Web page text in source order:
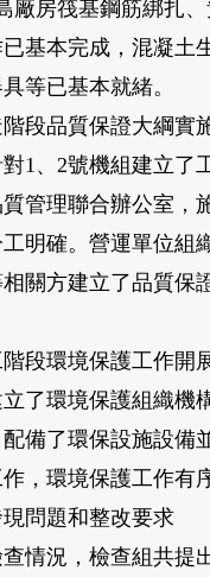
房筏基鋼筋綁扎、
基本完成，混凝土
等已基本就緒。
品質保證大綱實
、2號機組建立了
管理聯合辦公室，
明確。營運單位組
關方建立了品質保
環境保護工作開
環境保護組織機
備了環保設施設備
，環境保護工作有
問題和整改要求
況，檢查組共提